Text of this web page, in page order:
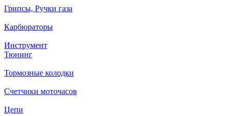
Грипсы, Ручки газа
Карбюраторы
Инструмент
Тюнинг
Тормозные колодки
Счетчики моточасов
Цепи